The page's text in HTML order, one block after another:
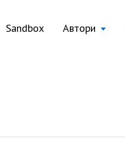
Sandbox Автори